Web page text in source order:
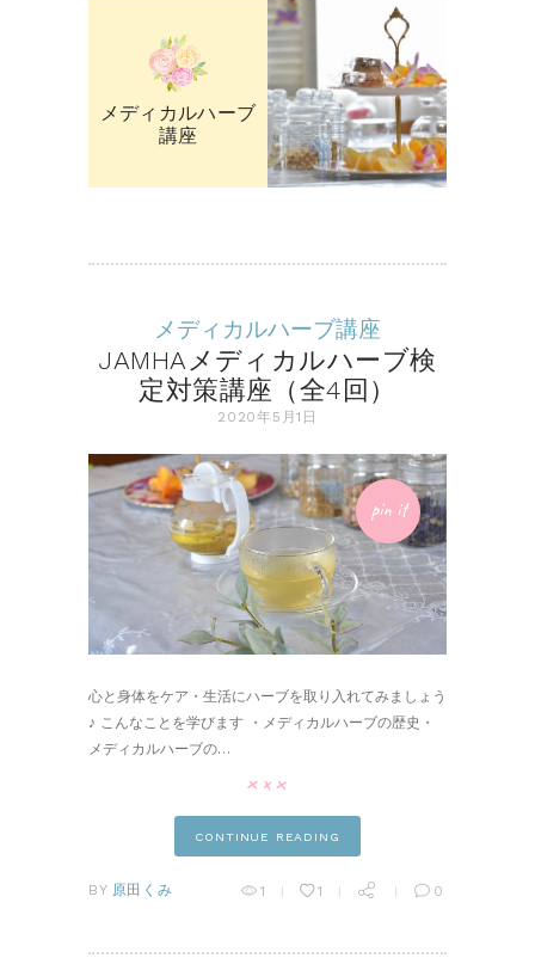
メディカルハーブ
講座
メディカルハーブ講座
JAMHAメディカルハーブ検
定対策講座（全4回）
2020年5月1日
pin it
心と身体をケア・生活にハーブを取り入れてみましょう
♪ こんなことを学びます ・メディカルハーブの歴史・
メディカルハーブの…
CONTINUE READING
BY 原田くみ 1 1 0